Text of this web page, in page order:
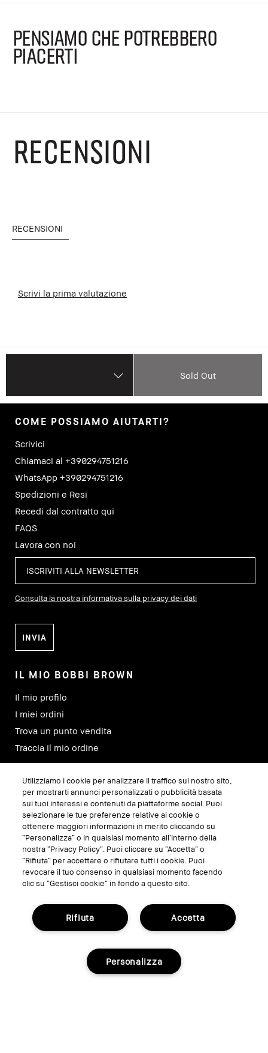
PENSIAMO CHE POTREBBERO
PIACERTI
RECENSIONI
RECENSIONI
Scrivi la prima valutazione
Sold Out
COME POSSIAMO AIUTARTI?
Scrivici
Chiamaci al +390294751216
WhatsApp +390294751216
Spedizioni e Resi
Recedi dal contratto qui
FAQS
Lavora con noi
Consulta la nostra informativa sulla privacy dei dati
IL MIO BOBBI BROWN
Il mio profilo
I miei ordini
Trova un punto vendita
Traccia il mio ordine
SEGUICI SU
GESTISCI I COOKIE DEL SITO
INFORMATIVA SULLA PRIVACY
Utilizziamo i cookie per analizzare il traffico sul nostro sito,
per mostrarti annunci personalizzati o pubblicità basata
sui tuoi interessi e contenuti da piattaforme social. Puoi
selezionare le tue preferenze relative ai cookie o
ottenere maggiori informazioni in merito cliccando su
“Personalizza” o in qualsiasi momento all’interno della
nostra “Privacy Policy”. Puoi cliccare su “Accetta” o
“Rifiuta” per accettare o rifiutare tutti i cookie. Puoi
revocare il tuo consenso in qualsiasi momento facendo
clic su “Gestisci cookie” in fondo a questo sito.
Accetta
Rifiuta
Personalizza